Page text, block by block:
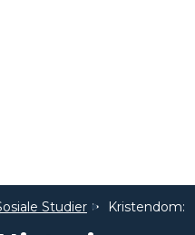
Studier Kristendom: